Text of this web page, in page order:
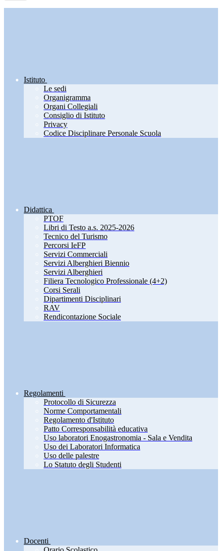
Istituto
Le sedi
Organigramma
Organi Collegiali
Consiglio di Istituto
Privacy
Codice Disciplinare Personale Scuola
Didattica
PTOF
Libri di Testo a.s. 2025-2026
Tecnico del Turismo
Percorsi IeFP
Servizi Commerciali
Servizi Alberghieri Biennio
Servizi Alberghieri
Filiera Tecnologico Professionale (4+2)
Corsi Serali
Dipartimenti Disciplinari
RAV
Rendicontazione Sociale
Regolamenti
Protocollo di Sicurezza
Norme Comportamentali
Regolamento d'Istituto
Patto Corresponsabilità educativa
Uso laboratori Enogastronomia - Sala e Vendita
Uso dei Laboratori Informatica
Uso delle palestre
Lo Statuto degli Studenti
Docenti